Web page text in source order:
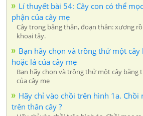
Lí thuyết bài 54: Cây con có thể
phận của cây mẹ
Cây trong bằng thân, đoạn thân: xương
khoai tây.
Bạn hãy chọn và trồng thử một cây
hoặc lá của cây mẹ
Bạn hãy chọn và trồng thử một cây bằng
của cây mẹ
Hãy chỉ vào chồi trên hình 1a.
trên thân cây ?